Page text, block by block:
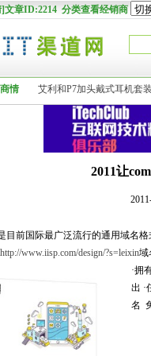
]文章ID:2214 分类查看经销商
情 艾利和P7加头戴式耳机套
2011让
目前国际最广泛流行的通用域名
http://www.iisp.com/design/?s=leixin域
·拥
出 ·
名